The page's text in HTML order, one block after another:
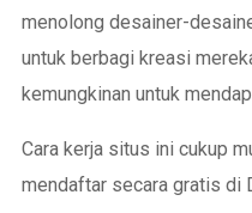
menolong desainer-
untuk berbagi kreasi
kemungkinan untuk
Cara kerja situs ini cukup
mendaftar secara gratis di